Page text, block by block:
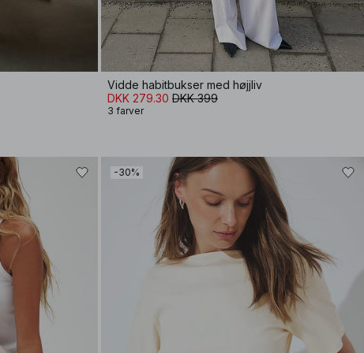
Vidde habitbukser med højjliv
DKK 279.30 DKK 399
3 farver
-30%